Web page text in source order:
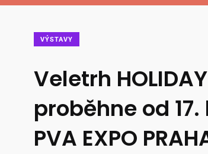
VÝSTAVY
Veletrh
proběhne od
PVA EXPO